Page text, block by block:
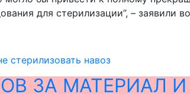
для стерилизации”, – заявили
стерилизовать навоз
ЗА МАТЕРИАЛ